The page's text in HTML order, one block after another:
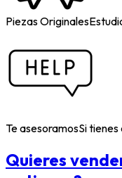
Piezas Originales
Te asesoramosSi
Quieres